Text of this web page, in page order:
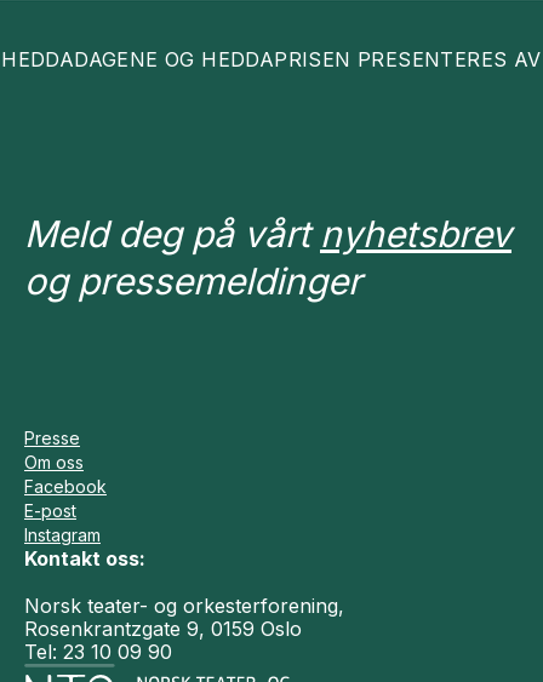
HEDDADAGENE OG HEDDAPRISEN PRESENTERES AV
Meld deg på vårtnyhetsbrev
og pressemeldinger
Presse
Om oss
Facebook
E-post
Instagram
Kontakt oss:
Norsk teater- og orkesterforening,
Rosenkrantzgate 9, 0159 Oslo
Tel: 23 10 09 90